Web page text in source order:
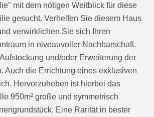
mit dem nötigen Weitblick für diese
gesucht. Verhelfen Sie diesem Haus
verwirklichen Sie sich Ihren
in niveauvoller Nachbarschaft.
und/oder Erweiterung der
Auch die Errichtung eines exklusiven
Hervorzuheben ist hierbei das
950m² große und symmetrisch
Eine Rarität in bester